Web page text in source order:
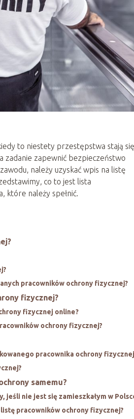
to niestety przestępstwa stają się
zadanie zapewnić bezpieczeństwo
należy uzyskać wpis na listę
co to jest lista
które należy spełnić.
pracowników ochrony fizycznej?
fizycznej?
fizycznej online?
ochrony fizycznej?
pracownika ochrony
samemu?
jeśli nie jest się zamieszkałym w
pracowników ochrony fizycznej?